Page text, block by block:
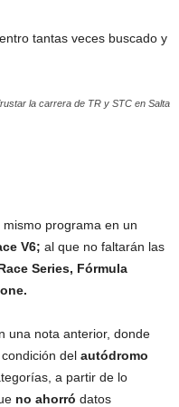
tantas veces buscado y
la carrera de TR y STC en Salta
programa en un
V6; al que no faltarán las
Series, Fórmula
una nota anterior, donde
del autódromo
a partir de lo
no ahorró datos